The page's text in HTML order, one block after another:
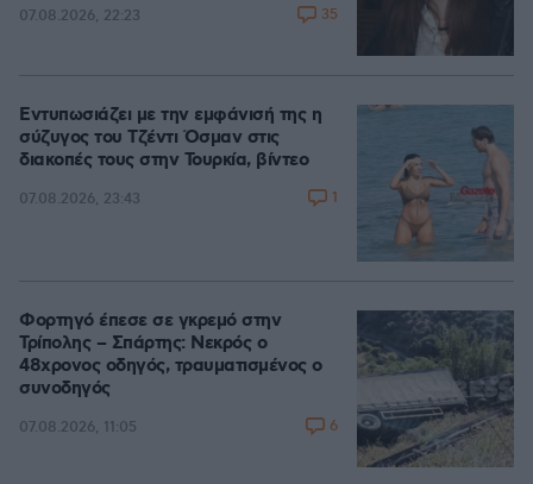
07.08.2026, 22:23 35
Εντυπωσιάζει με την εμφάνισή της η
σύζυγος του Τζέντι Όσμαν στις
διακοπές τους στην Τουρκία, βίντεο
07.08.2026, 23:43 1
Φορτηγό έπεσε σε γκρεμό στην
Τρίπολης – Σπάρτης: Νεκρός ο
48χρονος οδηγός, τραυματισμένος ο
συνοδηγός
07.08.2026, 11:05 6